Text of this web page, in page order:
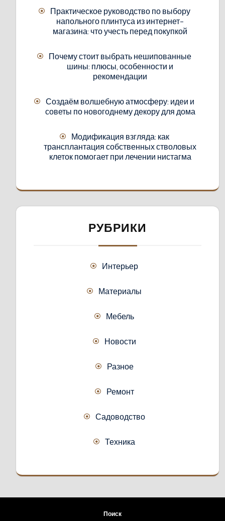
Практическое руководство по выбору
напольного плинтуса из интернет-
магазина: что учесть перед покупкой
Почему стоит выбрать нешипованные
шины: плюсы, особенности и
рекомендации
Создаём волшебную атмосферу: идеи и
советы по новогоднему декору для дома
Модификация взгляда: как
трансплантация собственных стволовых
клеток помогает при лечении нистагма
РУБРИКИ
Интерьер
Материалы
Мебель
Новости
Разное
Ремонт
Садоводство
Техника
Поиск